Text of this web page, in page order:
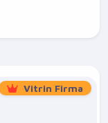
Vitrin Firma